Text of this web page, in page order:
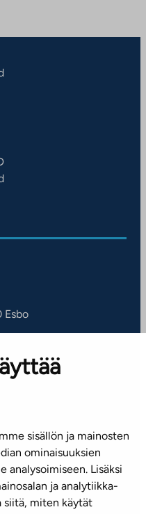
sisällön ja mainosten
ominaisuuksien
analysoimiseen. Lisäksi
ja analytiikka-
siitä, miten käytät
Esbo